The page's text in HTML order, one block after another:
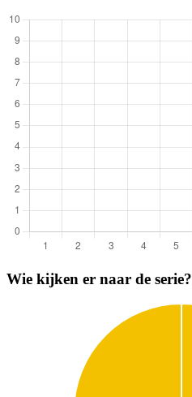
Wie kijken er naar de serie?